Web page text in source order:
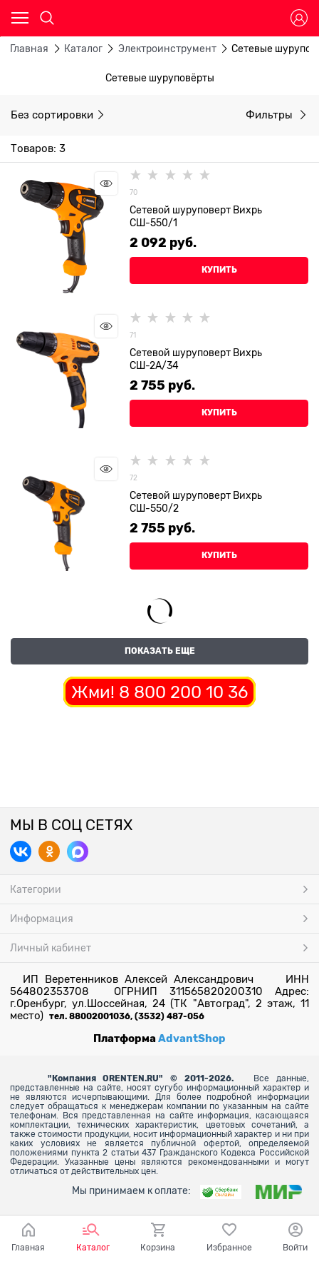
Главная Каталог Электроинструмент Сетевые
Сетевые шуруповёрты
Без сортировки Фильтры
Товаров: 3
70
Сетевой шуруповерт Вихрь
СШ-550/1
2 092 руб.
КУПИТЬ
71
Сетевой шуруповерт Вихрь
СШ-2А/34
2 755 руб.
КУПИТЬ
72
Сетевой шуруповерт Вихрь
СШ-550/2
2 755 руб.
КУПИТЬ
ПОКАЗАТЬ ЕЩЕ
Жми! 8 800 200 10 36
МЫ В СОЦ СЕТЯХ
Категории
Информация
Личный кабинет
ИП Веретенников Алексей Александрович ИНН
564802353708 ОГРНИП 311565820200310 Адрес:
г.Оренбург, ул.Шоссейная, 24 (ТК "Автоград", 2 этаж, 11
место) тел. 88002001036, (3532) 487-056
ПлатформаAdvantShop
" Компания ORENTEN.RU" © 2011-2026.
Все данные,
представленные на сайте, носят сугубо информационный характер и
не являются исчерпывающими. Для более подробной информации
следует обращаться к менеджерам компании по указанным на сайте
телефонам. Вся представленная на сайте информация, касающаяся
комплектации, технических характеристик, цветовых сочетаний, а
также стоимости продукции, носит информационный характер и ни при
каких условиях не является публичной офертой, определяемой
положениями пункта 2 статьи 437 Гражданского Кодекса Российской
Федерации. Указанные цены являются рекомендованными и могут
отличаться от действительных цен.
Мы принимаем к оплате:
Главная Каталог Корзина Избранное Войти